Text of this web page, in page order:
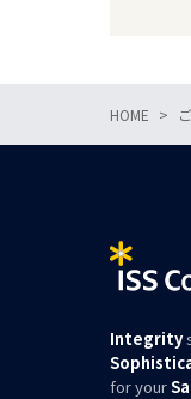
HOME
Integrity
for your